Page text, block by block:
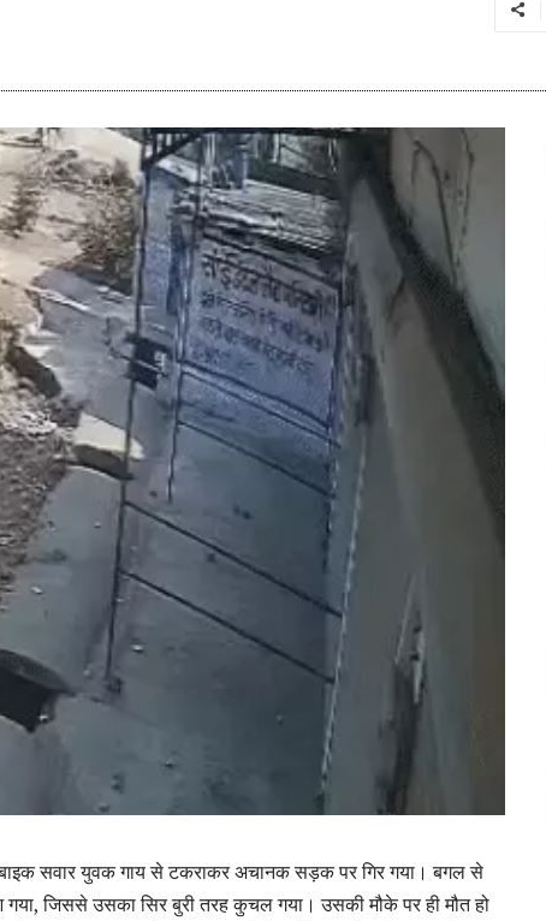
सवार युवक गाय से टकराकर अचानक सड़क पर गिर गया। बगल से
जिससे उसका सिर बुरी तरह कुचल गया। उसकी मौके पर ही मौत हो